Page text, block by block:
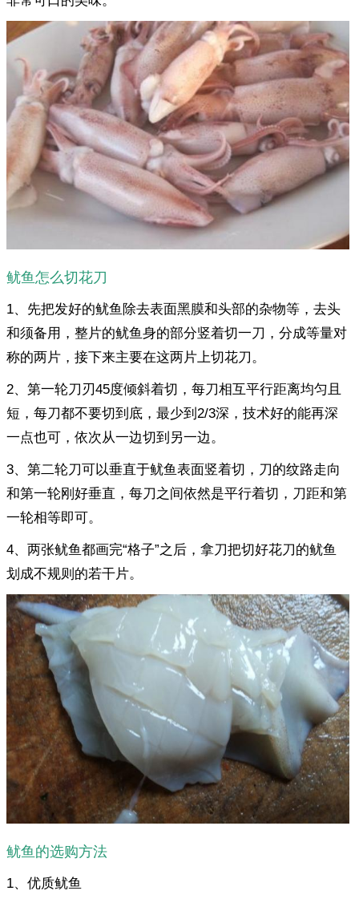
鱿鱼怎么切花刀
1、先把发好的鱿鱼除去表面黑膜和头部的杂物等，去头
和须备用，整片的鱿鱼身的部分竖着切一刀，分成等量对
称的两片，接下来主要在这两片上切花刀。
2、第一轮刀刃45度倾斜着切，每刀相互平行距离均匀且
短，每刀都不要切到底，最少到2/3深，技术好的能再深
一点也可，依次从一边切到另一边。
3、第二轮刀可以垂直于鱿鱼表面竖着切，刀的纹路走向
和第一轮刚好垂直，每刀之间依然是平行着切，刀距和第
一轮相等即可。
4、两张鱿鱼都画完“格子”之后，拿刀把切好花刀的鱿鱼
划成不规则的若干片。
鱿鱼的选购方法
1、优质鱿鱼